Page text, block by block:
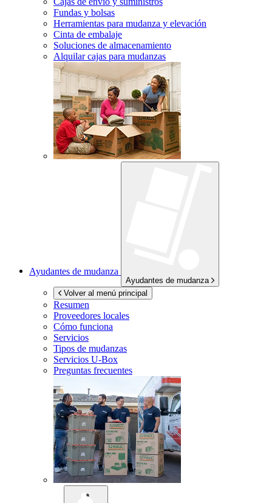
Fundas y bolsas
Herramientas para mudanza y elevación
Cinta de embalaje
Soluciones de almacenamiento
Alquilar cajas para mudanzas
Ayudantes de mudanza
Ayudantes de mudanza
Volver al menú principal
Resumen
Proveedores locales
Cómo funciona
Servicios
Tipos de mudanzas
Servicios U-Box
Preguntas frecuentes